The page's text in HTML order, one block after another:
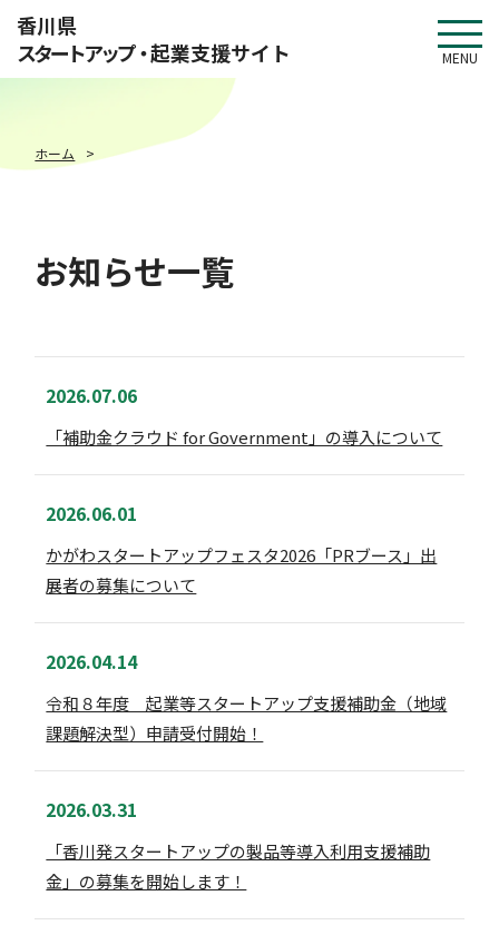
香川県
スタートアップ・起業支援サイト MENU
ホーム
お知らせ一覧
2026.07.06
「補助金クラウド for Government」の導入について
2026.06.01
かがわスタートアップフェスタ2026「PRブース」出
展者の募集について
2026.04.14
令和８年度 起業等スタートアップ支援補助金（地域
課題解決型）申請受付開始！
2026.03.31
「香川発スタートアップの製品等導入利用支援補助
金」の募集を開始します！